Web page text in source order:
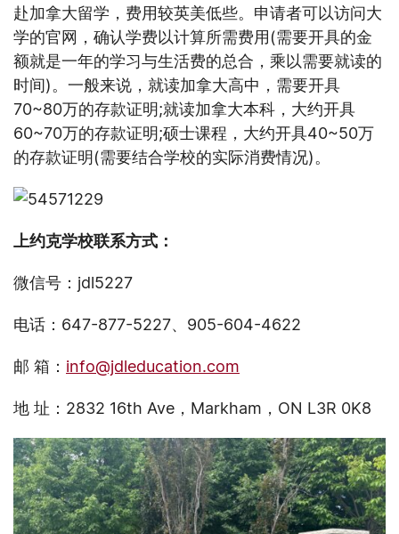
赴加拿大留学，费用较英美低些。申请者可以访问大
学的官网，确认学费以计算所需费用(需要开具的金
额就是一年的学习与生活费的总合，乘以需要就读的
时间)。一般来说，就读加拿大高中，需要开具
70~80万的存款证明;就读加拿大本科，大约开具
60~70万的存款证明;硕士课程，大约开具40~50万
的存款证明(需要结合学校的实际消费情况)。
上约克学校联系方式：
微信号：jdl5227
电话：647-877-5227、905-604-4622
邮 箱： info@jdleducation.com
地 址：2832 16th Ave，Markham，ON L3R 0K8